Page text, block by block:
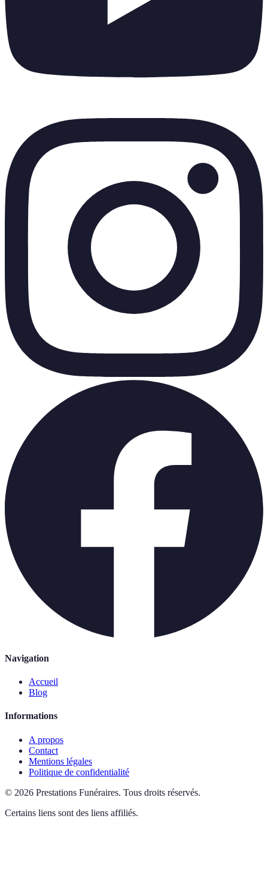
Navigation
Accueil
Blog
Informations
A propos
Contact
Mentions légales
Politique de confidentialité
© 2026 Prestations Funéraires. Tous droits réservés.
Certains liens sont des liens affiliés.